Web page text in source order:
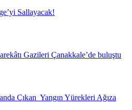
Sallayacak!
Gazileri Çanakkale’de buluştu
Çıkan Yangın Yürekleri Ağıza